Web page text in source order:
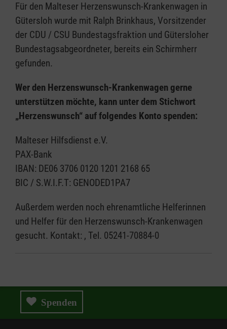
Für den Malteser Herzenswunsch-Krankenwagen in
Gütersloh wurde mit Ralph Brinkhaus, Vorsitzender
der CDU / CSU Bundestagsfraktion und Gütersloher
Bundestagsabgeordneter, bereits ein Schirmherr
gefunden.
Wer den Herzenswunsch-Krankenwagen gerne
unterstützen möchte, kann unter dem Stichwort
„Herzenswunsch“ auf folgendes Konto spenden:
Malteser Hilfsdienst e.V.
PAX-Bank
IBAN: DE06 3706 0120 1201 2168 65
BIC / S.W.I.F.T: GENODED1PA7
Außerdem werden noch ehrenamtliche Helferinnen
und Helfer für den Herzenswunsch-Krankenwagen
gesucht. Kontakt: , Tel. 05241-70884-0
Spenden